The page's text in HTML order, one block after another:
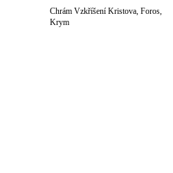
Chrám Vzkříšení Kristova, Foros,
Krym